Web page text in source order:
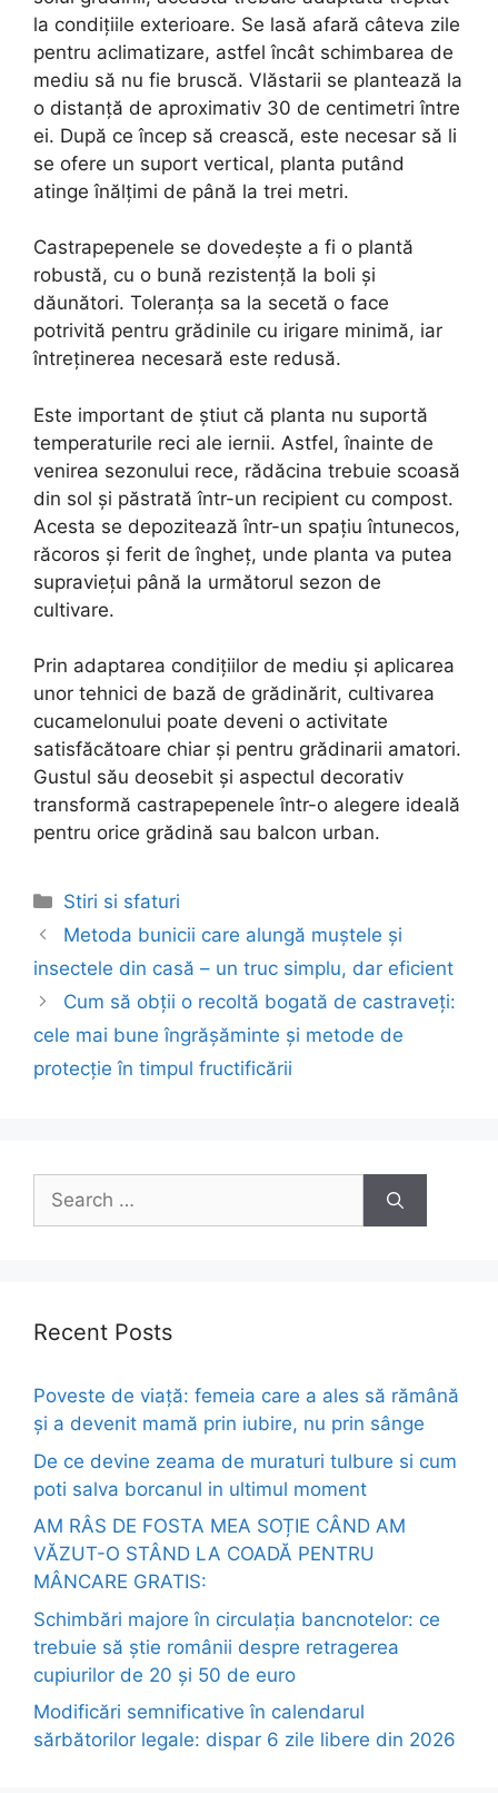
la condițiile exterioare. Se lasă afară câteva zile
pentru aclimatizare, astfel încât schimbarea de
mediu să nu fie bruscă. Vlăstarii se plantează la
o distanță de aproximativ 30 de centimetri între
ei. După ce încep să crească, este necesar să li
se ofere un suport vertical, planta putând
atinge înălțimi de până la trei metri.
Castrapepenele se dovedește a fi o plantă
robustă, cu o bună rezistență la boli și
dăunători. Toleranța sa la secetă o face
potrivită pentru grădinile cu irigare minimă, iar
întreținerea necesară este redusă.
Este important de știut că planta nu suportă
temperaturile reci ale iernii. Astfel, înainte de
venirea sezonului rece, rădăcina trebuie scoasă
din sol și păstrată într-un recipient cu compost.
Acesta se depozitează într-un spațiu întunecos,
răcoros și ferit de îngheț, unde planta va putea
supraviețui până la următorul sezon de
cultivare.
Prin adaptarea condițiilor de mediu și aplicarea
unor tehnici de bază de grădinărit, cultivarea
cucamelonului poate deveni o activitate
satisfăcătoare chiar și pentru grădinarii amatori.
Gustul său deosebit și aspectul decorativ
transformă castrapepenele într-o alegere ideală
pentru orice grădină sau balcon urban.
Categories
Stiri si sfaturi
Post
navigation
Metoda bunicii care alungă muștele și
insectele din casă – un truc simplu, dar eficient
Cum să obții o recoltă bogată de castraveți:
cele mai bune îngrășăminte și metode de
protecție în timpul fructificării
Search
for:
Recent Posts
Poveste de viață: femeia care a ales să rămână
și a devenit mamă prin iubire, nu prin sânge
De ce devine zeama de muraturi tulbure si cum
poti salva borcanul in ultimul moment
AM RÂS DE FOSTA MEA SOȚIE CÂND AM
VĂZUT-O STÂND LA COADĂ PENTRU
MÂNCARE GRATIS:
Schimbări majore în circulația bancnotelor: ce
trebuie să știe românii despre retragerea
cupiurilor de 20 și 50 de euro
Modificări semnificative în calendarul
sărbătorilor legale: dispar 6 zile libere din 2026